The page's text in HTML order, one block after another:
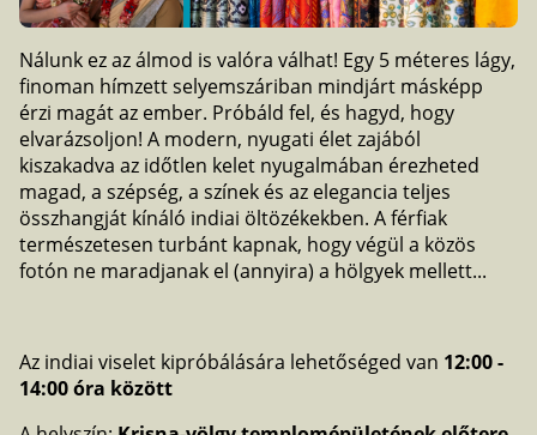
Nálunk ez az álmod is valóra válhat! Egy 5 méteres lágy,
finoman hímzett selyemszáriban mindjárt másképp
érzi magát az ember. Próbáld fel, és hagyd, hogy
elvarázsoljon! A modern, nyugati élet zajából
kiszakadva az időtlen kelet nyugalmában érezheted
magad, a szépség, a színek és az elegancia teljes
összhangját kínáló indiai öltözékekben. A férfiak
természetesen turbánt kapnak, hogy végül a közös
fotón ne maradjanak el (annyira) a hölgyek mellett...
Az indiai viselet kipróbálására lehetőséged van 12:00 -
14:00 óra között